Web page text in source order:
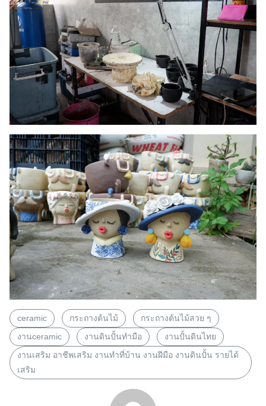
ceramic กระถางต้นไม้
กระถางต้นไม้สวย ๆ
งานceramic
งานดินปั้นทำมือ
งานปั้นดินไทย
งานเสริม อาชีพเสริม งานทำที่บ้าน งานฝีมือ งานดินปั้น รายได้
เสริม